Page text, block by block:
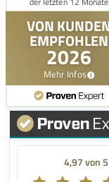
4,97 von 5